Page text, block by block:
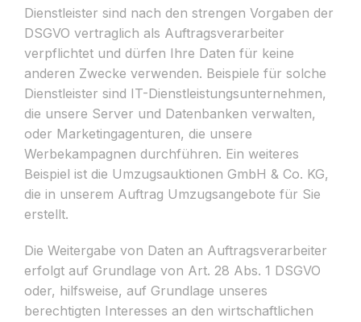
Dienstleister sind nach den strengen Vorgaben der
DSGVO vertraglich als Auftragsverarbeiter
verpflichtet und dürfen Ihre Daten für keine
anderen Zwecke verwenden. Beispiele für solche
Dienstleister sind IT-Dienstleistungsunternehmen,
die unsere Server und Datenbanken verwalten,
oder Marketingagenturen, die unsere
Werbekampagnen durchführen. Ein weiteres
Beispiel ist die Umzugsauktionen GmbH & Co. KG,
die in unserem Auftrag Umzugsangebote für Sie
erstellt.
Die Weitergabe von Daten an Auftragsverarbeiter
erfolgt auf Grundlage von Art. 28 Abs. 1 DSGVO
oder, hilfsweise, auf Grundlage unseres
berechtigten Interesses an den wirtschaftlichen